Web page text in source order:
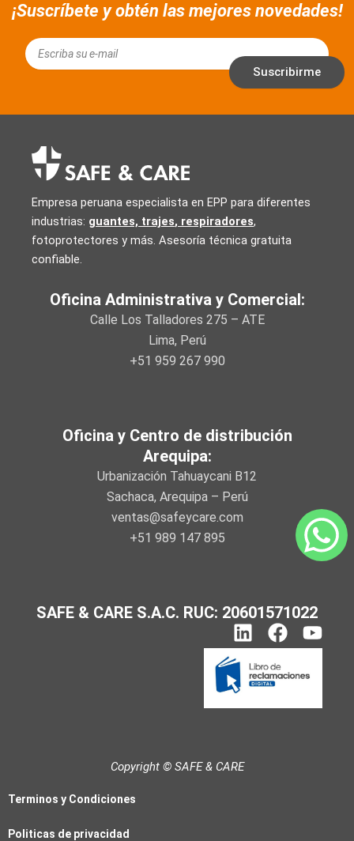
¡Suscríbete y obtén las mejores novedades!
Email
Suscribirme
Empresa peruana especialista en EPP para diferentes
industrias: guantes, trajes, respiradores,
fotoprotectores y más. Asesoría técnica gratuita
confiable.
Oficina Administrativa y Comercial:
Calle Los Talladores 275 – ATE
Lima, Perú
+51 959 267 990
Oficina y Centro de distribución
Arequipa:
Urbanización Tahuaycani B12
Sachaca, Arequipa – Perú
ventas@safeycare.com
+51 989 147 895
SAFE & CARE S.A.C. RUC: 20601571022
L
i
n
k
e
n
F
a
c
b
Y
o
u
Copyright © SAFE & CARE
Terminos y Condiciones
Politicas de privacidad